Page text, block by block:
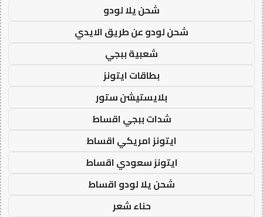
شحن يلا لودو
شحن لودو عن طريق الايدي
شعبية ببجي
بطاقات ايتونز
بلايستيشن ستور
شدات ببجي اقساط
ايتونز امريكي اقساط
ايتونز سعودي اقساط
شحن يلا لودو اقساط
حناء شعر